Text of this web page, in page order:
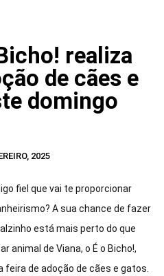
realiza
de cães e
domingo
2025
fiel que vai te proporcionar
A sua chance de fazer
está mais perto do que
animal de Viana, o É o Bicho!,
de adoção de cães e gatos.